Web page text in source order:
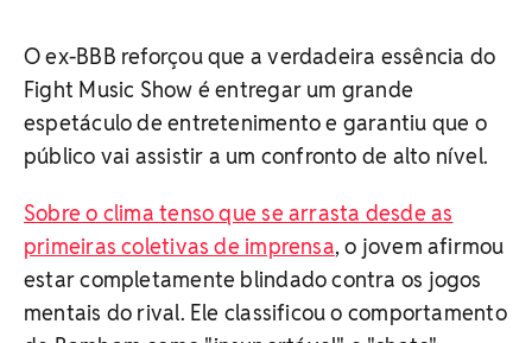
O ex-BBB reforçou que a verdadeira essência do
Fight Music Show é entregar um grande
espetáculo de entretenimento e garantiu que o
público vai assistir a um confronto de alto nível.
Sobre o clima tenso que se arrasta desde as
primeiras coletivas de imprensa, o jovem afirmou
estar completamente blindado contra os jogos
mentais do rival. Ele classificou o comportamento